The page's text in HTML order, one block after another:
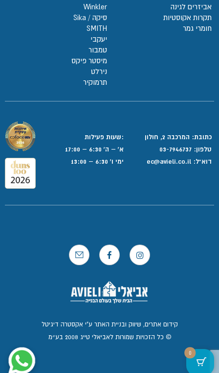
אביזרים לגינה
תקרות אקוסטיות
חומרי גמר
Winkler
סיקה / Sika
SMITH
יעקבי
טמבור
מיסטר פיקס
נירלט
תרמוקיר
כתובת: המרכבה 2, חולון
טלפון: 03-7946737
דוא”ל:
:שעות פעילות
א' – ה' 6:30 – 17:00
ימי ו' 6:30 – 13:00
© כל הזכויות שמורות לאביאלי טייג 2008 בע״מ
קידום אתרים, שיווק ובניית האתר ע"י אקסטרה דיגיטל
0